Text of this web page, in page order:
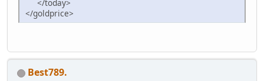
font-weight: 700;
}
h1{
h2{
}
</today>
</goldprice>
Best789.